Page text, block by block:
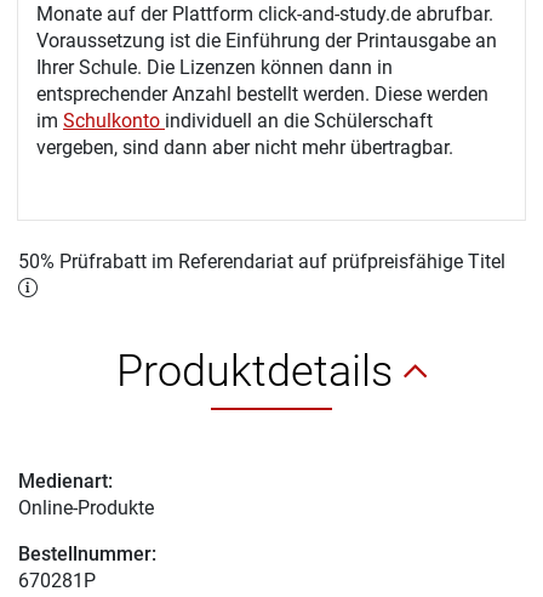
Monate auf der Plattform click-and-study.de abrufbar.
Voraussetzung ist die Einführung der Printausgabe an
Ihrer Schule. Die Lizenzen können dann in
entsprechender Anzahl bestellt werden. Diese werden
im Schulkonto individuell an die Schülerschaft
vergeben, sind dann aber nicht mehr übertragbar.
50% Prüfrabatt im Referendariat auf prüfpreisfähige Titel
Produktdetails
Medienart:
Online-Produkte
Bestellnummer:
670281P